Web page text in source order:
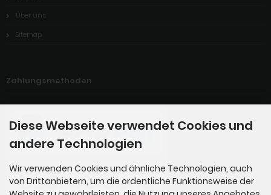
Über uns
Sitemap
Zahlungsmethoden
Diese Webseite verwendet Cookies und
andere Technologien
Wir verwenden Cookies und ähnliche Technologien, auch
von Drittanbietern, um die ordentliche Funktionsweise der